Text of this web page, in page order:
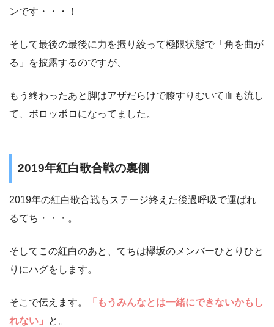
ンです・・・！
そして最後の最後に力を振り絞って極限状態で「角を曲が
る」を披露するのですが、
もう終わったあと脚はアザだらけで膝すりむいて血も流し
て、ボロッボロになってました。
2019年紅白歌合戦の裏側
2019年の紅白歌合戦もステージ終えた後過呼吸で運ばれ
るてち・・・。
そしてこの紅白のあと、てちは欅坂のメンバーひとりひと
りにハグをします。
そこで伝えます。
「もうみんなとは一緒にできないかもし
れない」
と。